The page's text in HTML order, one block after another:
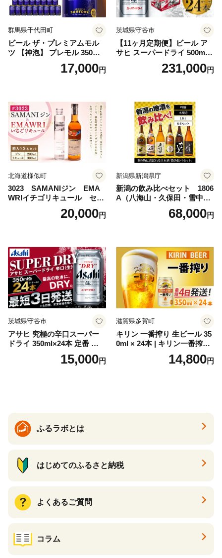
群馬県千代田町
ビール ザ・プレミアムモル
ツ 【神泡】 プレモル 350ml
× 24本 サントリー〈天然水の
ビール工場〉群馬※沖縄・離
17,000円
茨城県守谷市
【11ヶ月定期便】ビール ア
サヒ スーパードライ 500ml 2
4本 1ケース×11ヶ月 | アサヒ
ビール 究極の辛口 酒 お酒 ア
uper dry 11回 缶ビール 缶 ギ
フト 内祝い 茨城県守谷市 送
料無料
231,000円
北海道様似町
3023 SAMANIジン EMA
WRIイチゴリキュール セッ
ト（箱入り）【大人の味 酒
お酒 洋酒 スピリッツ クラフ
セット 詰め合わせ カクテル
ソーダ割り アルコール ロッ
ク ソーダ ジントニック 】
20,000円
新潟県新潟県庁
新潟の飲み比べセット 1806
A（八海山・久保田・雪中
梅・越乃寒梅・かたふね・千
68,000円
茨城県守谷市
アサヒ 究極の辛口スーパー
ドライ 350ml×24本 定番 ビー
ル 缶ビール 酒 お酒 アルコー
15,000円
滋賀県多賀町
キリン 一番搾り 生ビール 35
0ml × 24本 | キリン一番搾り
キリンビール 一番搾り ビー
ル 24缶 きりんいちばんしぼ
14,800円
ふるラボとは
はじめてのふるさと納税
よくあるご質問
コラム